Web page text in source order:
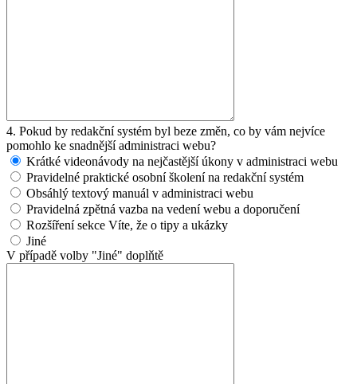
4. Pokud by redakční systém byl beze změn, co by vám nejvíce
pomohlo ke snadnější administraci webu?
Krátké videonávody na nejčastější úkony v administraci webu
Pravidelné praktické osobní školení na redakční systém
Obsáhlý textový manuál v administraci webu
Pravidelná zpětná vazba na vedení webu a doporučení
Rozšíření sekce Víte, že o tipy a ukázky
Jiné
V případě volby "Jiné" doplňtě